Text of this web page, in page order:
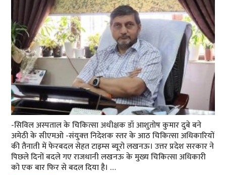
-सिविल अस्‍पताल के चिकित्‍सा अधीक्षक डॉ आशुतोष कुमार दुबे बने
अमेठी के सीएमओ -संयुक्‍त निदेशक स्‍तर के आठ चिकित्‍सा अधिकारियों
की तैनाती में फेरबदल सेहत टाइम्‍स ब्‍यूरो लखनऊ। उत्तर प्रदेश सरकार ने
पिछले दिनों बदले गए राजधानी लखनऊ के मुख्य चिकित्सा अधिकारी
को एक बार फिर से बदल दिया है। …